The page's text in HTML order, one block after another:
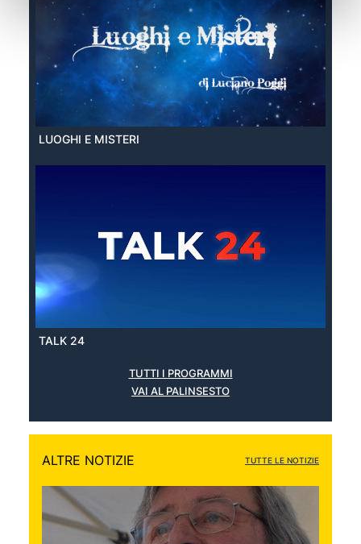
LUOGHI E MISTERI
TALK 24
TUTTI I PROGRAMMI
VAI AL PALINSESTO
ALTRE NOTIZIE TUTTE LE NOTIZIE